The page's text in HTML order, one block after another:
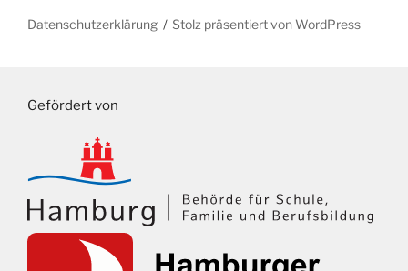
Datenschutzerklärung Stolz präsentiert von WordPress
Gefördert von